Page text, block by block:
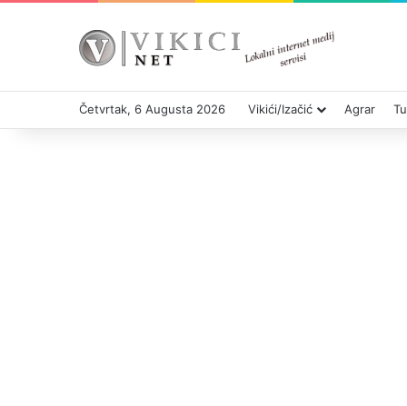
Četvrtak, 6 Augusta 2026 Vikići/Izačić Agrar